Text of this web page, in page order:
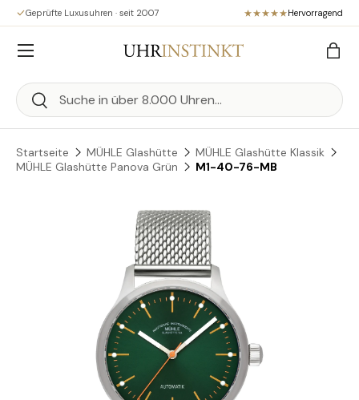
Direkt zum Inhalt
Geprüfte Luxusuhren · seit 2007 Hervorragend
Suchen
Suchen
Menü
Startseite MÜHLE Glashütte
MÜHLE Glashütte Klassik
MÜHLE Glashütte Panova Grün
M1-40-76-MB
Zu Produktinformationen springen